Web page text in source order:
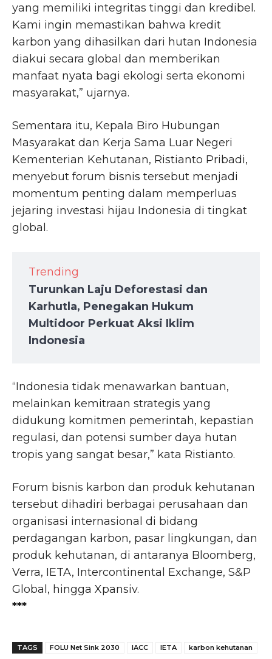
yang memiliki integritas tinggi dan kredibel.
Kami ingin memastikan bahwa kredit
karbon yang dihasilkan dari hutan Indonesia
diakui secara global dan memberikan
manfaat nyata bagi ekologi serta ekonomi
masyarakat,” ujarnya.
Sementara itu, Kepala Biro Hubungan
Masyarakat dan Kerja Sama Luar Negeri
Kementerian Kehutanan, Ristianto Pribadi,
menyebut forum bisnis tersebut menjadi
momentum penting dalam memperluas
jejaring investasi hijau Indonesia di tingkat
global.
Trending
Turunkan Laju Deforestasi dan
Karhutla, Penegakan Hukum
Multidoor Perkuat Aksi Iklim
Indonesia
“Indonesia tidak menawarkan bantuan,
melainkan kemitraan strategis yang
didukung komitmen pemerintah, kepastian
regulasi, dan potensi sumber daya hutan
tropis yang sangat besar,” kata Ristianto.
Forum bisnis karbon dan produk kehutanan
tersebut dihadiri berbagai perusahaan dan
organisasi internasional di bidang
perdagangan karbon, pasar lingkungan, dan
produk kehutanan, di antaranya Bloomberg,
Verra, IETA, Intercontinental Exchange, S&P
Global, hingga Xpansiv.
***
TAGS FOLU Net Sink 2030 IACC IETA
karbon kehutanan